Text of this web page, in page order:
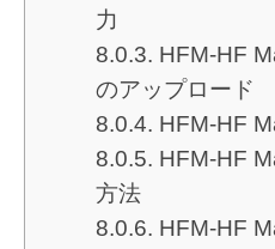
力
HFM-HF
のアップロード
HFM-HF
HFM-HF
方法
HFM-HF